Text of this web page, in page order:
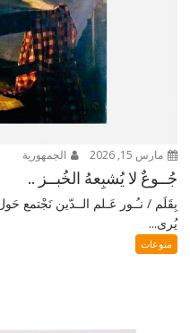
مارس 15, 2026 الجمهورية
جُــوعٌ لا يُشبِعهُ الخُبــز ..
بِقَلَم / نـُـور عَـلم الــدّين نَجْتمع
يُرى...
منوعات